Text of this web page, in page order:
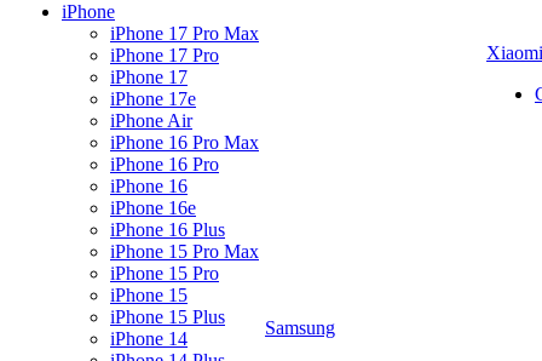
iPhone
iPhone 17 Pro Max
iPhone 17 Pro
iPhone 17
iPhone 17e
iPhone Air
iPhone 16 Pro Max
iPhone 16 Pro
iPhone 16
iPhone 16e
iPhone 16 Plus
iPhone 15 Pro Max
iPhone 15 Pro
iPhone 15
iPhone 15 Plus
iPhone 14
Samsung
Xiaomi